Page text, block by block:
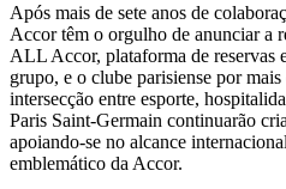
Após mais de sete anos de
Accor têm o orgulho de anunciar a
ALL Accor, plataforma de reservas
grupo, e o clube parisiense por
intersecção entre esporte,
Paris Saint-Germain continuarão
apoiando-se no alcance
emblemático da Accor.